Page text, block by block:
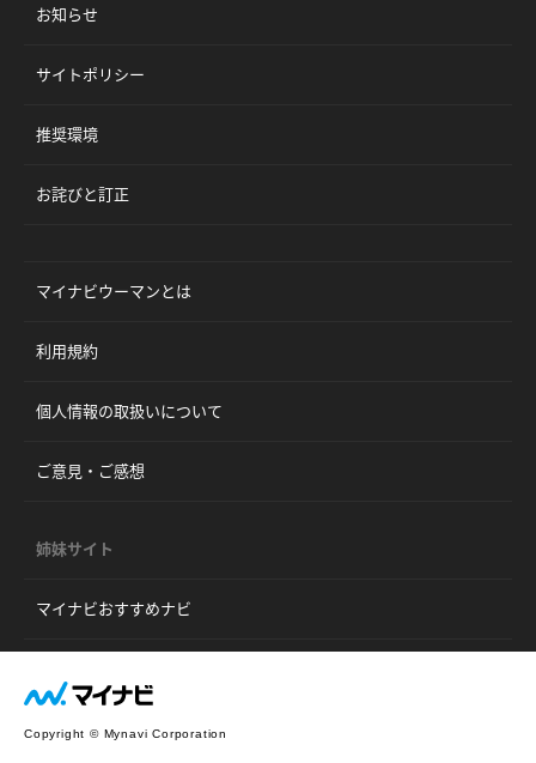
お知らせ
サイトポリシー
推奨環境
お詫びと訂正
マイナビウーマンとは
利用規約
個人情報の取扱いについて
ご意見・ご感想
姉妹サイト
マイナビおすすめナビ
Copyright © Mynavi Corporation